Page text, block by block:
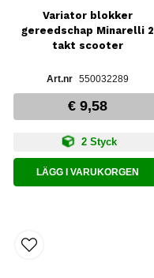
Variator blokker
gereedschap Minarelli 2
takt scooter
550032289
€ 9,58
2 Styck
LÄGG I VARUKORGEN